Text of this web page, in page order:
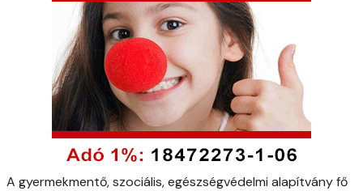
A gyermekmentő, szociális, egészségvédelmi alapítvány fő